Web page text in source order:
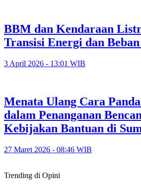
BBM dan Kendaraan
Transisi Energi dan
3 April 2026 - 13:01 WIB
Menata Ulang Cara
dalam Penanganan
Kebijakan Bantuan di
27 Maret 2026 - 08:46 WIB
Trending di Opini